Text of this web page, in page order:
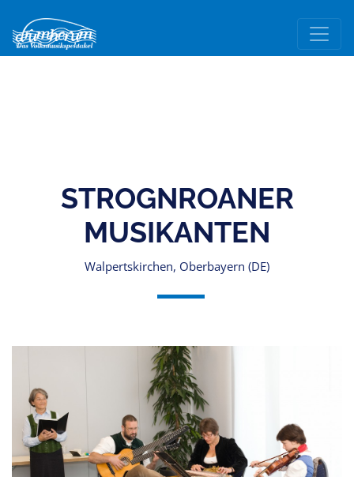
STROGNROANER
MUSIKANTEN
Walpertskirchen, Oberbayern (DE)